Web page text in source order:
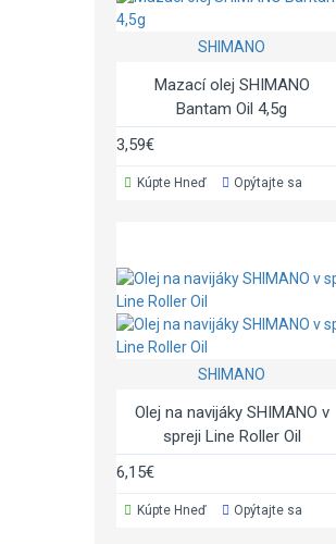
SHIMANO
Mazací olej SHIMANO
Bantam Oil 4,5g
3,59€
Kúpte Hneď Opýtajte sa
SHIMANO
Olej na navijáky SHIMANO v
spreji Line Roller Oil
6,15€
Kúpte Hneď Opýtajte sa